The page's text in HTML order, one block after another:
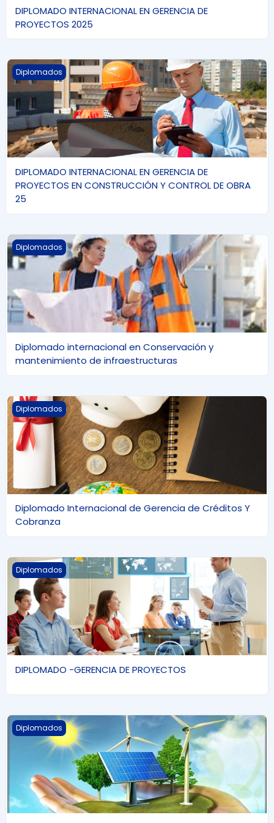
DIPLOMADO INTERNACIONAL EN GERENCIA DE
PROYECTOS 2025
DIPLOMADO INTERNACIONAL EN GERENCIA DE PROYECTOS
Diplomados
DIPLOMADO INTERNACIONAL EN GERENCIA DE
PROYECTOS EN CONSTRUCCIÓN Y CONTROL DE OBRA
25
Diplomado internacional en Conservación y
Diplomados
Diplomado internacional en Conservación y
mantenimiento de infraestructuras
Diplomado Internacional de Gerencia de Créditos Y
Diplomados
Diplomado Internacional de Gerencia de Créditos Y
Cobranza
DIPLOMADO -GERENCIA DE PROYECTOS
Diplomados
DIPLOMADO -GERENCIA DE PROYECTOS
Diplomado Internacional de Energías Renovables
Diplomados